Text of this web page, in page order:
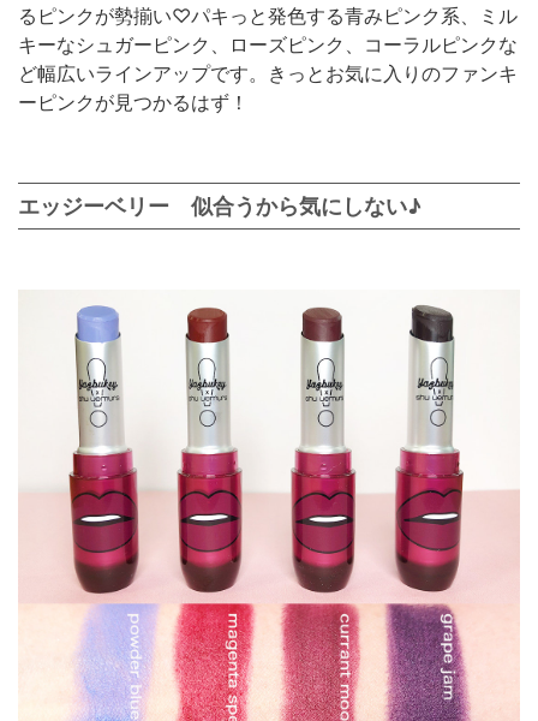
るピンクが勢揃い♡パキっと発色する青みピンク系、ミル
キーなシュガーピンク、ローズピンク、コーラルピンクな
ど幅広いラインアップです。きっとお気に入りのファンキ
ーピンクが見つかるはず！
エッジーベリー 似合うから気にしない♪